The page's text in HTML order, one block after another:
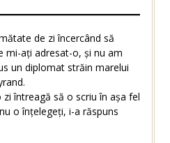
de zi încercând să
mi-ați adresat-o, și nu am
un diplomat străin marelui
întreagă să o scriu în așa fel
o înțelegeți, i-a răspuns